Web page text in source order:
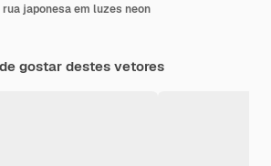
japonesa em luzes neon
gostar destes vetores